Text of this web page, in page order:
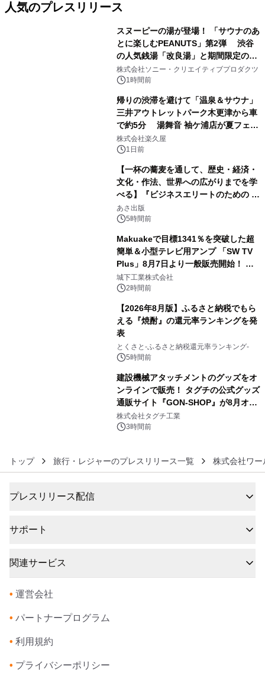
人気のプレスリリース
スヌーピーの湯が登場！ 「サウナのあ
とに楽しむPEANUTS」第2弾 渋谷
の人気銭湯「改良湯」と期間限定のコ
ラボレーション サウナイキタイコラ
ボグッズも発売決定！
株式会社ソニー・クリエイティブプロダクツ
1時間前
帰りの渋滞を避けて「温泉＆サウナ」
三井アウトレットパーク木更津から車
で約5分 湯舞音 袖ケ浦店が夏フェア
メニューを提供
株式会社楽久屋
1日前
【一杯の蕎麦を通して、歴史・経済・
文化・作法、世界への広がりまでを学
べる】『ビジネスエリートのための 教
養としての蕎麦』2026年8月25日
（火）発売
あさ出版
5時間前
Makuakeで目標1341％を突破した超
簡単＆小型テレビ用アンプ 「SW TV
Plus」8月7日より一般販売開始！ ケ
ーブル1本つなぐだけ、テレビの音が
ぐっと豊かに
城下工業株式会社
2時間前
【2026年8月版】ふるさと納税でもら
える『焼酎』の還元率ランキングを発
表
とくさと-ふるさと納税還元率ランキング-
5時間前
建設機械アタッチメントのグッズをオ
ンラインで販売！ タグチの公式グッズ
通販サイト『GON-SHOP』が8月オー
プン
株式会社タグチ工業
3時間前
トップ 旅行・レジャーのプレスリリース一覧 株式会社ワ
プレスリリース配信
サポート
関連サービス
• 運営会社
• パートナープログラム
• 利用規約
• プライバシーポリシー